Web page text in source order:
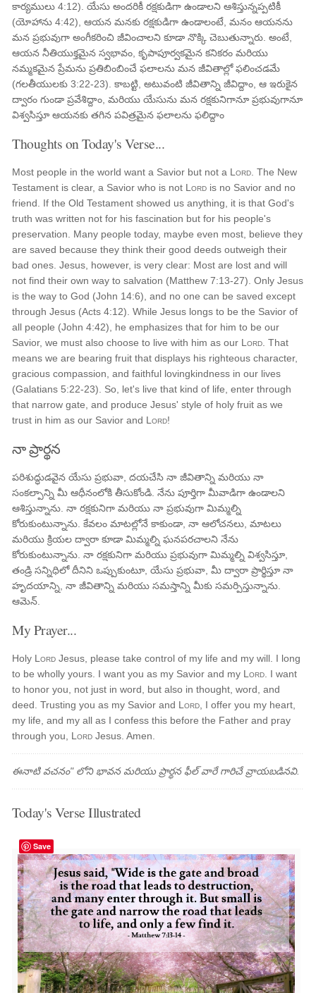
కార్యములు 4:12). యేసు అందరికీ రక్షకుడిగా ఉండాలని ఆశిస్తున్నప్పటికీ
(యోహాను 4:42), ఆయన మనకు రక్షకుడిగా ఉండాలంటే, మనం ఆయనను
మన ప్రభువుగా అంగీకరించి జీవించాలని కూడా నొక్కి చెబుతున్నారు. అంటే,
ఆయన నీతియుక్తమైన స్వభావం, కృపాపూర్వకమైన కనికరం మరియు
నమ్మకమైన ప్రేమను ప్రతిబింబించే ఫలాలను మన జీవితాల్లో ఫలించడమే
(గలతీయులకు 3:22-23). ​​కాబట్టి, అటువంటి జీవితాన్ని జీవిద్దాం, ఆ ఇరుకైన
ద్వారం గుండా ప్రవేశిద్దాం, మరియు యేసును మన రక్షకునిగానూ ప్రభువుగానూ
విశ్వసిస్తూ ఆయనకు తగిన పవిత్రమైన ఫలాలను ఫలిద్దాం
Thoughts on Today's Verse...
Most people in the world want a Savior but not a Lord . The New
Testament is clear, a Savior who is not Lord is no Savior and no
friend. If the Old Testament showed us anything, it is that God's
truth was written not for his fascination but for his people's
preservation. Many people today, maybe even most, believe they
are saved because they think their good deeds outweigh their
bad ones. Jesus, however, is very clear: Most are lost and will
not find their own way to salvation (Matthew 7:13-27). Only Jesus
is the way to God (John 14:6), and no one can be saved except
through Jesus (Acts 4:12). While Jesus longs to be the Savior of
all people (John 4:42), he emphasizes that for him to be our
Savior, we must also choose to live with him as our Lord . That
means we are bearing fruit that displays his righteous character,
gracious compassion, and faithful lovingkindness in our lives
(Galatians 5:22-23). So, let's live that kind of life, enter through
that narrow gate, and produce Jesus' style of holy fruit as we
trust in him as our Savior and Lord!
నా ప్రార్థన
పరిశుద్ధుడవైన యేసు ప్రభువా, దయచేసి నా జీవితాన్ని మరియు నా
సంకల్పాన్ని మీ ఆధీనంలోకి తీసుకోండి. నేను పూర్తిగా మీవాడిగా ఉండాలని
ఆశిస్తున్నాను. నా రక్షకునిగా మరియు నా ప్రభువుగా మిమ్మల్ని
కోరుకుంటున్నాను. కేవలం మాటల్లోనే కాకుండా, నా ఆలోచనలు, మాటలు
మరియు క్రియల ద్వారా కూడా మిమ్మల్ని ఘనపరచాలని నేను
కోరుకుంటున్నాను. నా రక్షకునిగా మరియు ప్రభువుగా మిమ్మల్ని విశ్వసిస్తూ,
తండ్రి సన్నిధిలో దీనిని ఒప్పుకుంటూ, యేసు ప్రభువా, మీ ద్వారా ప్రార్థిస్తూ నా
హృదయాన్ని, నా జీవితాన్ని మరియు సమస్తాన్ని మీకు సమర్పిస్తున్నాను.
ఆమెన్.
My Prayer...
Holy Lord Jesus, please take control of my life and my will. I long
to be wholly yours. I want you as my Savior and my Lord . I want
to honor you, not just in word, but also in thought, word, and
deed. Trusting you as my Savior and Lord , I offer you my heart,
my life, and my all as I confess this before the Father and pray
through you, Lord Jesus. Amen.
ఈనాటి వచనం" లోని భావన మరియు ప్రార్థన ఫీల్ వారే గారిచే వ్రాయబడినవి.
Today's Verse Illustrated
Save